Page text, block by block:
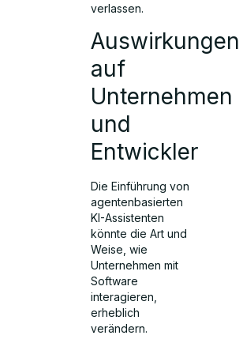
verlassen.
Auswirkungen
auf
Unternehmen
und
Entwickler
Die Einführung von
agentenbasierten
KI-Assistenten
könnte die Art und
Weise, wie
Unternehmen mit
Software
interagieren,
erheblich
verändern.